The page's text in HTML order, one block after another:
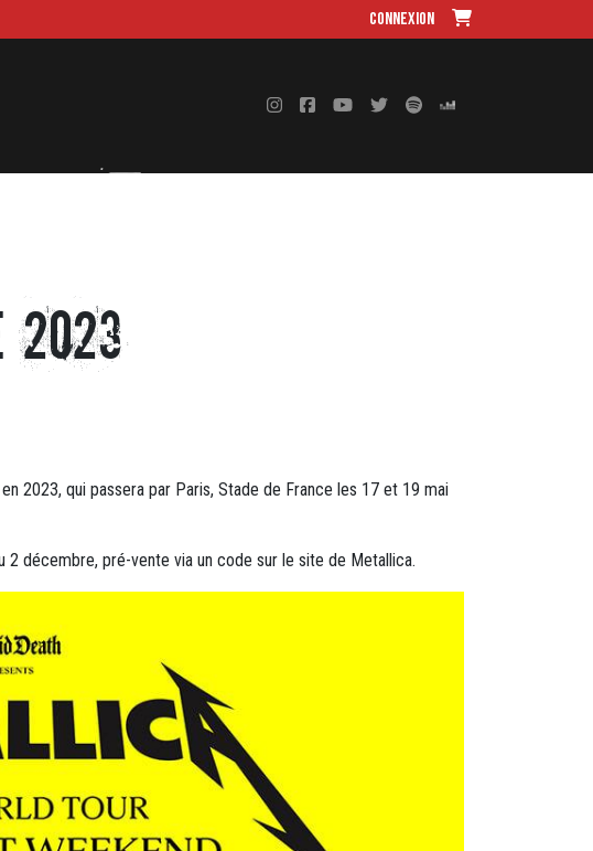
Connexion
2023, qui passera par Paris, Stade de France les 17 et 19 mai
décembre, pré-vente via un code sur le site de Metallica.